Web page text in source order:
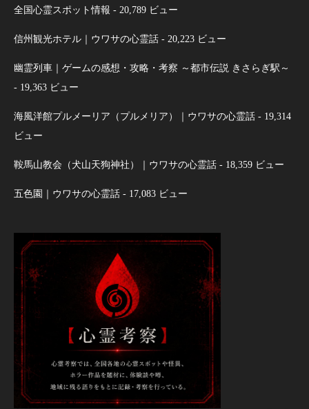
全国心霊スポット情報 - 20,789 ビュー
信州観光ホテル｜ウワサの心霊話 - 20,223 ビュー
幽霊列車｜ゲームの感想・攻略・考察 ～都市伝説 きさらぎ駅～
- 19,363 ビュー
海風洋館プルメーリア（プルメリア）｜ウワサの心霊話 - 19,314
ビュー
鞍馬山教会（犬山天狗神社）｜ウワサの心霊話 - 18,359 ビュー
五色園｜ウワサの心霊話 - 17,083 ビュー